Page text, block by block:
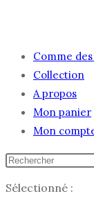
Comme
Collection
A propos
Mon panier
Mon
Sélectionné :